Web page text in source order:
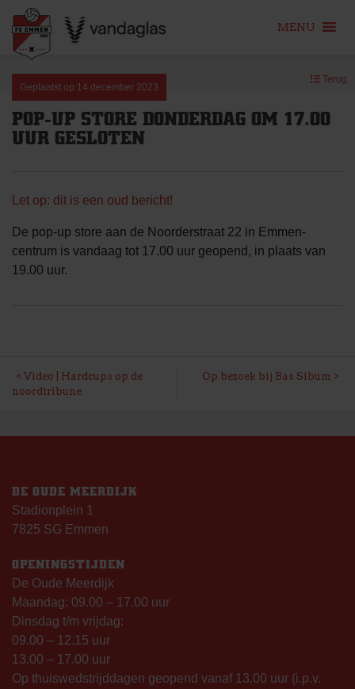
content
MENU
Geplaatst op 14 december 2023
Terug
POP-UP STORE DONDERDAG OM 17.00
UUR GESLOTEN
Let op: dit is een oud bericht!
De pop-up store aan de Noorderstraat 22 in Emmen-
centrum is vandaag tot 17.00 uur geopend, in plaats van
19.00 uur.
BERICHT
Video | Hardcups op de
noordtribune
Op bezoek bij Bas Sibum
DE OUDE MEERDIJK
Stadionplein 1
7825 SG Emmen
OPENINGSTIJDEN
De Oude Meerdijk
Maandag: 09.00 – 17.00 uur
Dinsdag t/m vrijdag:
09.00 – 12.15 uur
13.00 – 17.00 uur
Op thuiswedstrijddagen geopend vanaf 13.00 uur (i.p.v.